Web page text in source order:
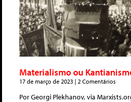
Materialismo ou
17 de março de 2023 2 Comentários
Por Georgi Plekhanov, via